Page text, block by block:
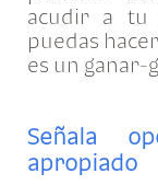
acudir a tu
puedas
es un ganar-
Señala
apropiado